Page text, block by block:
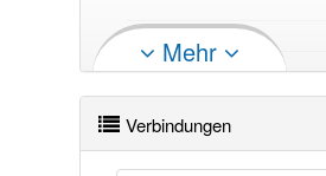
Glaube
Mehr
Verbindungen